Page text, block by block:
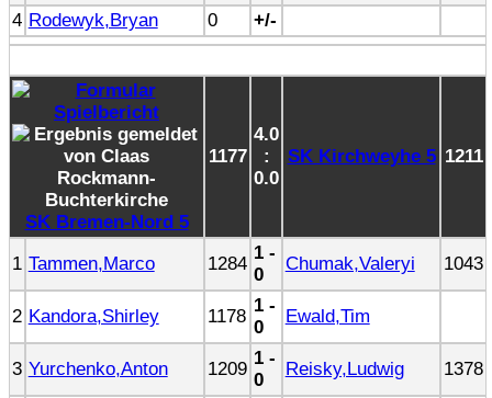
4 Rodewyk,Bryan 0 +/-
SK Bremen-Nord 5
1177
4.0
:
0.0
SK Kirchweyhe 5 1211
1 Tammen,Marco 1284
1 -
0
Chumak,Valeryi 1043
2 Kandora,Shirley 1178
1 -
0
Ewald,Tim
3 Yurchenko,Anton 1209
1 -
0
Reisky,Ludwig 1378